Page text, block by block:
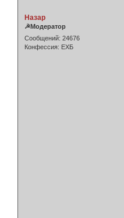
Назар
☭Модератор
Сообщений: 24676
Конфессия: ЕХБ